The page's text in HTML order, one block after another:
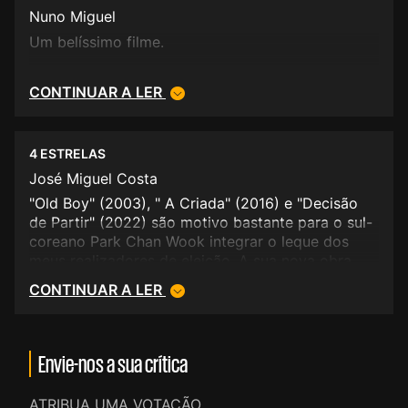
Nuno Miguel
Um belíssimo filme.
CONTINUAR A LER
4 ESTRELAS
José Miguel Costa
"Old Boy" (2003), " A Criada" (2016) e "Decisão
de Partir" (2022) são motivo bastante para o sul-
coreano Park Chan Wook integrar o leque dos
"Sem Alternativa" (selecionada para competição
no Festival de Veneza e galardoada com o Prémio
Um ácido "thriller" social que aposta num registo
de comédia satírica negra (trespassada por uma
CONTINUAR A LER
Envie-nos a sua crítica